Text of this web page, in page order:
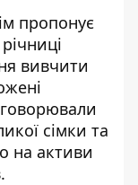
пропонує
вивчити
сімки та
на активи